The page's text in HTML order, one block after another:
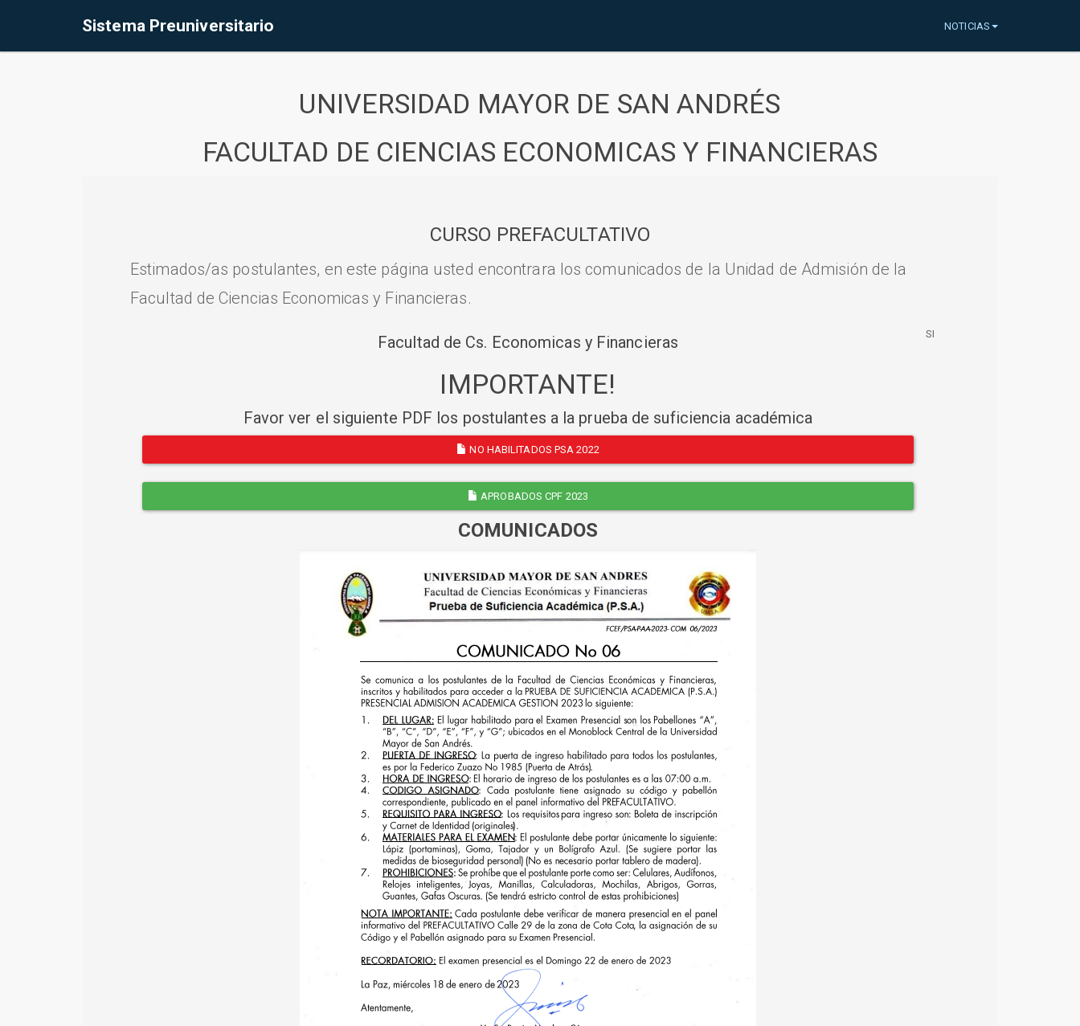
Sistema Preuniversitario NOTICIAS
UNIVERSIDAD MAYOR DE SAN ANDRÉS
FACULTAD DE CIENCIAS ECONOMICAS Y FINANCIERAS
CURSO PREFACULTATIVO
Estimados/as postulantes, en este página usted encontrara los comunicados de la Unidad de Admisión de la
Facultad de Ciencias Economicas y Financieras.
Facultad de Cs. Economicas y Financieras
IMPORTANTE!
Favor ver el siguiente PDF los postulantes a la prueba de suficiencia académica
NO HABILITADOS PSA 2022
APROBADOS CPF 2023
COMUNICADOS
SI